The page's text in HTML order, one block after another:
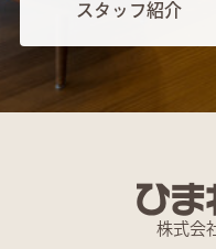
スタッフ紹介
株式会